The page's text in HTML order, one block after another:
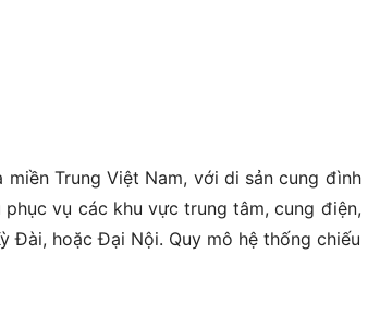
Trung Việt Nam, với di sản cung đình
vụ các khu vực trung tâm, cung điện,
Đài, hoặc Đại Nội. Quy mô hệ thống chiếu